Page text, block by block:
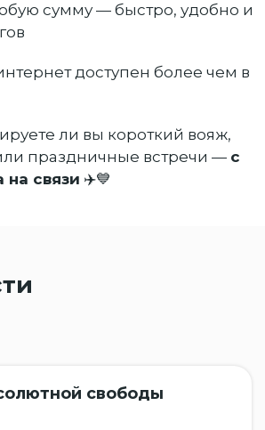
сумму — быстро, удобно и
доступен более чем в
ли вы короткий вояж,
праздничные встречи — с
на связи ✈️💙
свободы